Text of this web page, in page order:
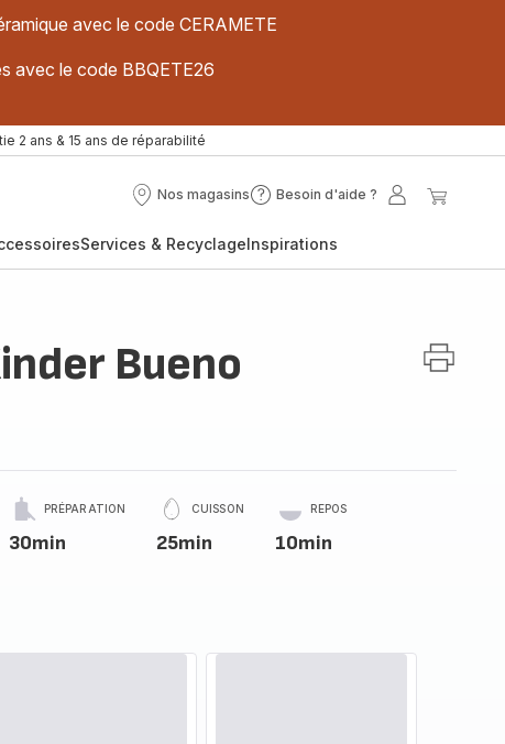
avec le code CERAMETE
avec le code BBQETE26
2 ans & 15 ans de réparabilité
Nos magasins
Nos
Besoin d'aide ?
Besoin
?
Mon
Services & RecyclageInspirations
Bueno
PRÉPARATION
30min
CUISSON
25min
REPOS
10min